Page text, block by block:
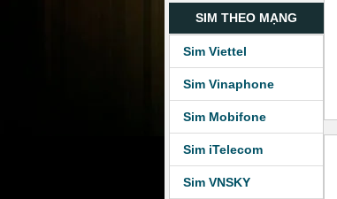
SIM THEO MẠNG
Sim Viettel
Sim Vinaphone
Sim Mobifone
Sim iTelecom
Sim VNSKY